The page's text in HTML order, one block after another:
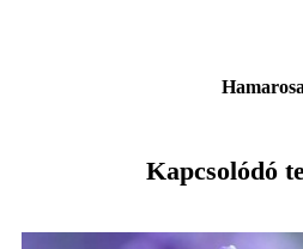
Kapcsolódó